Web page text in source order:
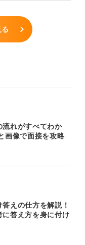
流れがすべてわか
画像で面接を攻略
えの仕方を解説！
に答え方を身に付け